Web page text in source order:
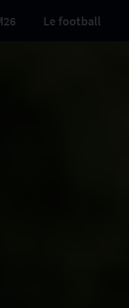
Le football